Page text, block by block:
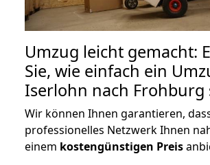
Umzug leicht gemacht:
Sie, wie einfach ein
Iserlohn nach Frohburg
Wir können Ihnen garantieren,
professionelles Netzwerk Ihnen
einem kostengünstigen Preis